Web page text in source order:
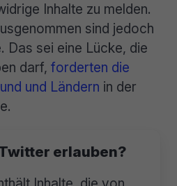
Inhalte zu melden.
sind jedoch
Das sei eine Lücke, die
darf, forderten die
und Ländern in der
erlauben?